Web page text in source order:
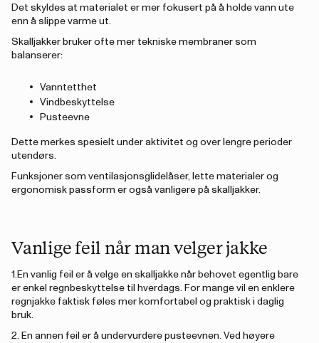
Det skyldes at materialet er mer fokusert på å holde vann ute
enn å slippe varme ut.
Skalljakker bruker ofte mer tekniske membraner som
balanserer:
Vanntetthet
Vindbeskyttelse
Pusteevne
Dette merkes spesielt under aktivitet og over lengre perioder
utendørs.
Funksjoner som ventilasjonsglidelåser, lette materialer og
ergonomisk passform er også vanligere på skalljakker.
Vanlige feil når man velger jakke
1.En vanlig feil er å velge en skalljakke når behovet egentlig bare
er enkel regnbeskyttelse til hverdags. For mange vil en enklere
regnjakke faktisk føles mer komfortabel og praktisk i daglig
bruk.
2. En annen feil er å undervurdere pusteevnen. Ved høyere